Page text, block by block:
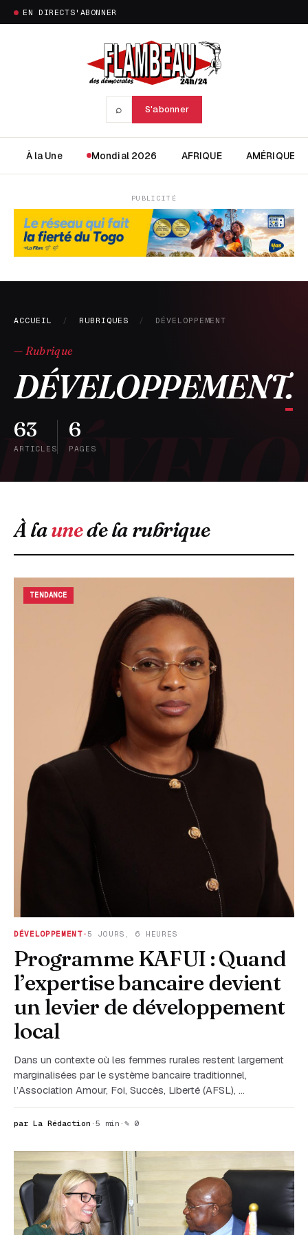
EN DIRECTS'ABONNER
⌕ S'abonner
À la Une Mondial 2026 AFRIQUE AMÉRIQUE
PUBLICITÉ
ACCUEIL / RUBRIQUES / DÉVELOPPEMENT
— Rubrique
DÉVELOPPEMENT.
63
ARTICLES
6
PAGES
À launede la rubrique
TENDANCE
DÉVELOPPEMENT· 5 JOURS, 6 HEURES
Programme KAFUI : Quand
l’expertise bancaire devient
un levier de développement
local
Dans un contexte où les femmes rurales restent largement
marginalisées par le système bancaire traditionnel,
l’Association Amour, Foi, Succès, Liberté (AFSL), …
par La Rédaction · 5 min · ✎ 0